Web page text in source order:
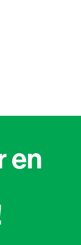
en